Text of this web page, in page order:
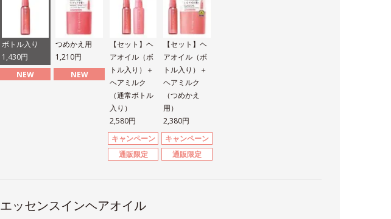
ボトル入り
1,430円
NEW
つめかえ用
1,210円
NEW
【セット】ヘ
アオイル（ボ
トル入り）＋
ヘアミルク
（通常ボトル
入り）
2,580円
キャンペーン
通販限定
【セット】ヘ
アオイル（ボ
トル入り）＋
ヘアミルク
（つめかえ
用）
2,380円
キャンペーン
通販限定
エッセンスインヘアオイル